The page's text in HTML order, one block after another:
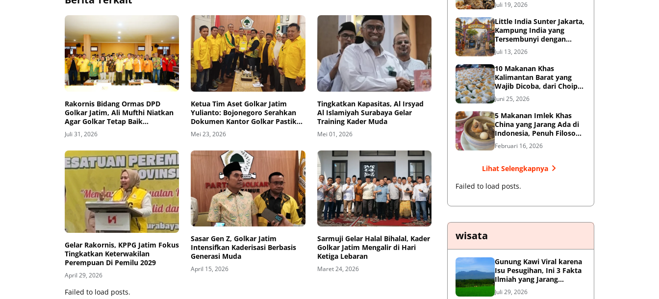
Rakornis Bidang Ormas DPD
Golkar Jatim, Ali Mufthi Niatkan
Agar Golkar Tetap Baik
Dimasyarakat
Juli 31, 2026
Ketua Tim Aset Golkar Jatim
Yulianto: Bojonegoro Serahkan
Dokumen Kantor Golkar Pastikan
Aman
Mei 23, 2026
Tingkatkan Kapasitas, Al Irsyad
Al Islamiyah Surabaya Gelar
Training Kader Muda
Mei 01, 2026
Gelar Rakornis, KPPG Jatim Fokus
Tingkatkan Keterwakilan
Perempuan Di Pemilu 2029
April 29, 2026
Sasar Gen Z, Golkar Jatim
Intensifkan Kaderisasi Berbasis
Generasi Muda
April 15, 2026
Sarmuji Gelar Halal Bihalal, Kader
Golkar Jatim Mengalir di Hari
Ketiga Lebaran
Maret 24, 2026
Failed to load posts.
Juli 19, 2026
Little India Sunter Jakarta,
Kampung India yang
Tersembunyi dengan
Sejarah Panjang dan
Kuliner Autentik
Juli 13, 2026
10 Makanan Khas
Kalimantan Barat yang
Wajib Dicoba, dari Choipan
hingga Sotong Pangkong
Juni 25, 2026
5 Makanan Imlek Khas
China yang Jarang Ada di
Indonesia, Penuh Filosofi
Keberuntungan
Februari 16, 2026
Lihat Selengkapnya
Failed to load posts.
wisata
Gunung Kawi Viral karena
Isu Pesugihan, Ini 3 Fakta
Ilmiah yang Jarang
Diketahui
Juli 29, 2026